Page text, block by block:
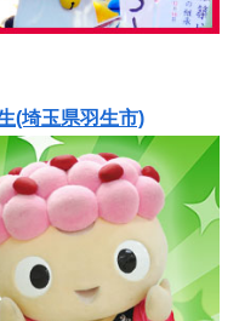
(埼玉県羽生市)